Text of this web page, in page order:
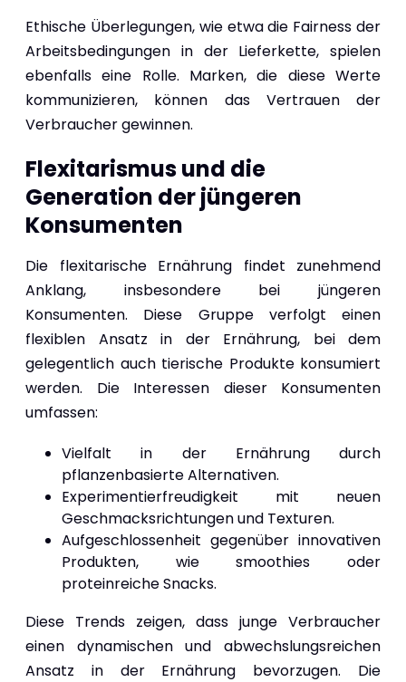
Ethische Überlegungen, wie etwa die Fairness der
Arbeitsbedingungen in der Lieferkette, spielen
ebenfalls eine Rolle. Marken, die diese Werte
kommunizieren, können das Vertrauen der
Verbraucher gewinnen.
Flexitarismus und die
Generation der jüngeren
Konsumenten
Die flexitarische Ernährung findet zunehmend
Anklang, insbesondere bei jüngeren
Konsumenten. Diese Gruppe verfolgt einen
flexiblen Ansatz in der Ernährung, bei dem
gelegentlich auch tierische Produkte konsumiert
werden. Die Interessen dieser Konsumenten
umfassen:
Vielfalt in der Ernährung durch
pflanzenbasierte Alternativen.
Experimentierfreudigkeit mit neuen
Geschmacksrichtungen und Texturen.
Aufgeschlossenheit gegenüber innovativen
Produkten, wie smoothies oder
proteinreiche Snacks.
Diese Trends zeigen, dass junge Verbraucher
einen dynamischen und abwechslungsreichen
Ansatz in der Ernährung bevorzugen. Die